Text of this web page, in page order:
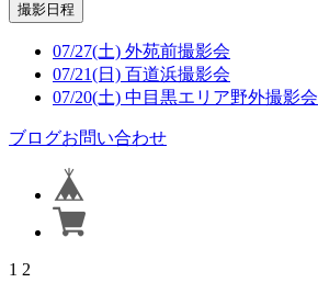
撮影日程
07/27(土) 外苑前撮影会
07/21(日) 百道浜撮影会
07/20(土) 中目黒エリア野外撮影会
ブログお問い合わせ
1 2